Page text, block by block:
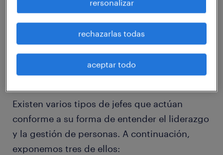
comunicación entre éstos y el equipo.
Tipos de jefe y cómo actuar con cada uno
Existen varios tipos de jefes que actúan
conforme a su forma de entender el liderazgo
y la gestión de personas. A continuación,
exponemos tres de ellos:
rersonalizar
rechazarlas todas
aceptar todo